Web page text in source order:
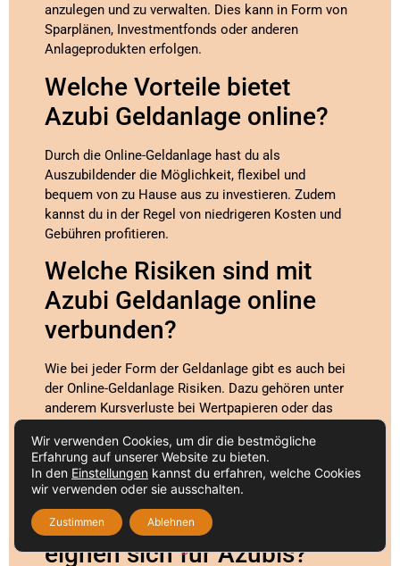
anzulegen und zu verwalten. Dies kann in Form von
Sparplänen, Investmentfonds oder anderen
Anlageprodukten erfolgen.
Welche Vorteile bietet
Azubi Geldanlage online?
Durch die Online-Geldanlage hast du als
Auszubildender die Möglichkeit, flexibel und
bequem von zu Hause aus zu investieren. Zudem
kannst du in der Regel von niedrigeren Kosten und
Gebühren profitieren.
Welche Risiken sind mit
Azubi Geldanlage online
verbunden?
Wie bei jeder Form der Geldanlage gibt es auch bei
der Online-Geldanlage Risiken. Dazu gehören unter
anderem Kursverluste bei Wertpapieren oder das
sich vorab über die Risiken zu informieren und
gegebenenfalls professionelle Beratung in Anspruch
zu nehmen.
Welche Anlageprodukte
eignen sich für Azubis?
Wir verwenden Cookies, um dir die bestmögliche
Erfahrung auf unserer Website zu bieten.
In den Einstellungen kannst du erfahren, welche Cookies
wir verwenden oder sie ausschalten.
Zustimmen Ablehnen